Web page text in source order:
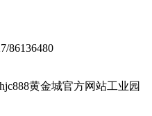
86136480
黄金城官方网站工业园